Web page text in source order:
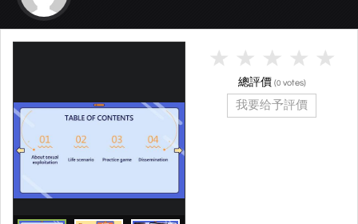
總評價 (0 votes)
我要给予評價